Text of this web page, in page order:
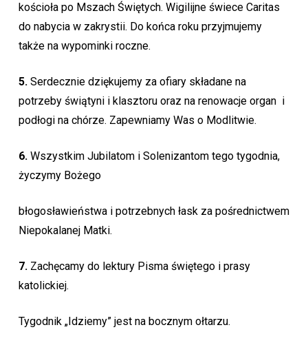
kościoła po Mszach Świętych. Wigilijne świece Caritas
do nabycia w zakrystii. Do końca roku przyjmujemy
także na wypominki roczne.
5.Serdecznie dziękujemy za ofiary składane na
potrzeby świątyni i klasztoru oraz na renowacje organ i
podłogi na chórze. Zapewniamy Was o Modlitwie.
6.Wszystkim Jubilatom i Solenizantom tego tygodnia,
życzymy Bożego
błogosławieństwa i potrzebnych łask za pośrednictwem
Niepokalanej Matki.
7.Zachęcamy do lektury Pisma świętego i prasy
katolickiej.
Tygodnik „Idziemy” jest na bocznym ołtarzu.